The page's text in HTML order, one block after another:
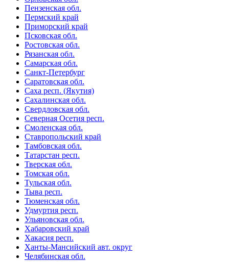
Пензенская обл.
Пермский край
Приморский край
Псковская обл.
Ростовская обл.
Рязанская обл.
Самарская обл.
Санкт-Петербург
Саратовская обл.
Саха респ. (Якутия)
Сахалинская обл.
Свердловская обл.
Северная Осетия респ.
Смоленская обл.
Ставропольский край
Тамбовская обл.
Татарстан респ.
Тверская обл.
Томская обл.
Тульская обл.
Тыва респ.
Тюменская обл.
Удмуртия респ.
Ульяновская обл.
Хабаровский край
Хакасия респ.
Ханты-Мансийский авт. округ
Челябинская обл.